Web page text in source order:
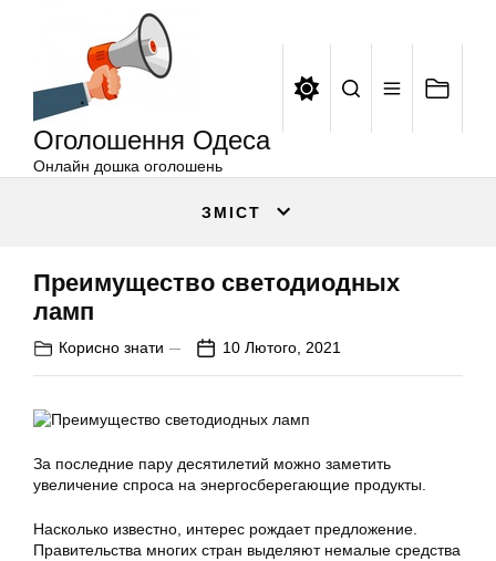
Оголошення Одеса
Онлайн дошка оголошень
ЗМІСТ
Преимущество светодиодных
ламп
Корисно знати 10 Лютого, 2021
За последние пару десятилетий можно заметить
увеличение спроса на энергосберегающие продукты.
Насколько известно, интерес рождает предложение.
Правительства многих стран выделяют немалые средства